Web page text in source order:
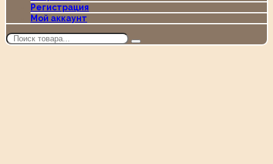
Регистрация
Мой аккаунт